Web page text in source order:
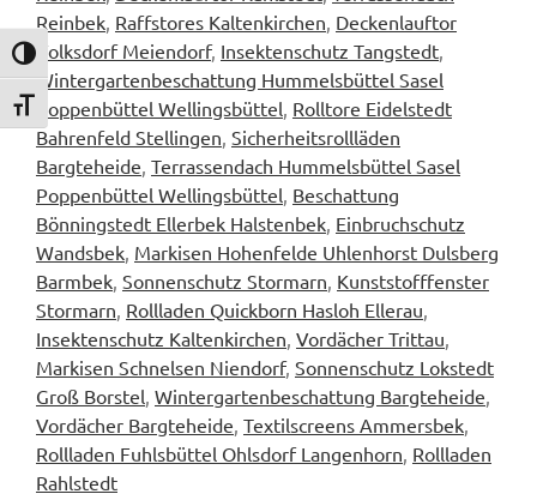
Umschalten auf hohe Kontraste
Schrift vergrößern
Reinbek, Raffstores Kaltenkirchen, Deckenlauftor
Volksdorf Meiendorf, Insektenschutz Tangstedt,
Wintergartenbeschattung Hummelsbüttel Sasel
Poppenbüttel Wellingsbüttel, Rolltore Eidelstedt
Bahrenfeld Stellingen, Sicherheitsrollläden
Bargteheide, Terrassendach Hummelsbüttel Sasel
Poppenbüttel Wellingsbüttel, Beschattung
Bönningstedt Ellerbek Halstenbek, Einbruchschutz
Wandsbek, Markisen Hohenfelde Uhlenhorst Dulsberg
Barmbek, Sonnenschutz Stormarn, Kunststofffenster
Stormarn, Rollladen Quickborn Hasloh Ellerau,
Insektenschutz Kaltenkirchen, Vordächer Trittau,
Markisen Schnelsen Niendorf, Sonnenschutz Lokstedt
Groß Borstel, Wintergartenbeschattung Bargteheide,
Vordächer Bargteheide, Textilscreens Ammersbek,
Rollladen Fuhlsbüttel Ohlsdorf Langenhorn, Rollladen
Rahlstedt